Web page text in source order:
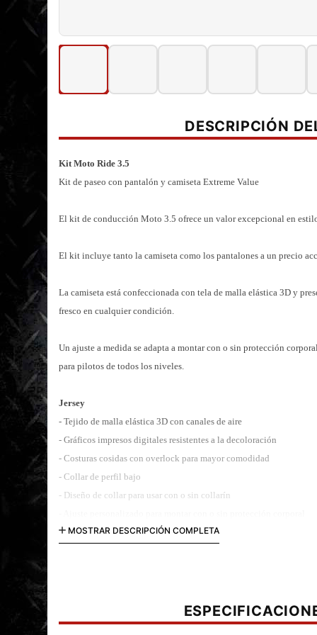
DESCRIPCIÓN
Kit Moto Ride 3.5
Kit de paseo con pantalón y camiseta Extreme Value
El kit de conducción Moto 3.5 ofrece un valor excepcional en
El kit incluye tanto la camiseta como los pantalones a un precio
La camiseta está confeccionada con tela de malla elástica 3D y
fresco en cualquier condición.
Un ajuste a medida se adapta a montar con o sin protección
para pilotos de todos los niveles.
Jersey
- Tejido de malla elástica 3D con canales de aire
- Gráficos impresos digitales resistentes a la decoloración
- Costuras cosidas con overlock para mayor comodidad
- Collar de perfil bajo
- Diseño de collar para usar con o sin collarín
- Paneles elásticos tejidos para ajuste, durabilidad y
- Refuerzo interior de rodilla multicapa con cuero resistente al
MOSTRAR DESCRIPCIÓN COMPLETA